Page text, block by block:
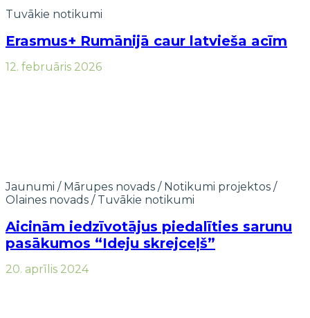
Tuvākie notikumi
Erasmus+ Rumānijā caur latvieša acīm
12. februāris 2026
Jaunumi / Mārupes novads / Notikumi projektos /
Olaines novads / Tuvākie notikumi
Aicinām iedzīvotājus piedalīties sarunu
pasākumos “Ideju skrejceļš”
20. aprīlis 2024